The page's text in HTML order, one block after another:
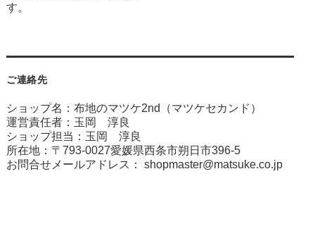
す。
ご連絡先
ショップ名：布地のマツケ2nd（マツケセカンド）
運営責任者：玉岡 淳良
ショップ担当：玉岡 淳良
所在地：〒793-0027愛媛県西条市朔日市396-5
お問合せメールアドレス： shopmaster@matsuke.co.jp